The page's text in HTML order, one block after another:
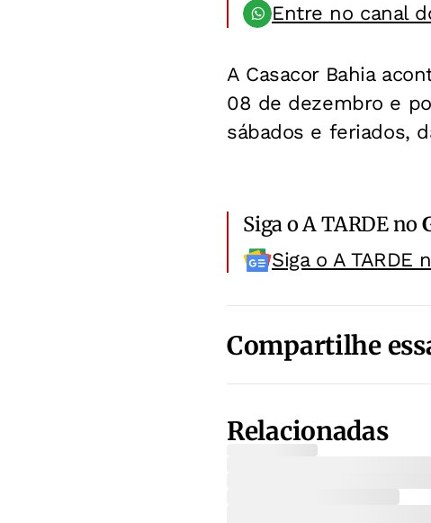
Entre no canal
A Casacor Bahia
08 de dezembro e
sábados e feriados,
Siga o A TARDE no
Siga o A TARDE
Compartilhe
Relacionadas